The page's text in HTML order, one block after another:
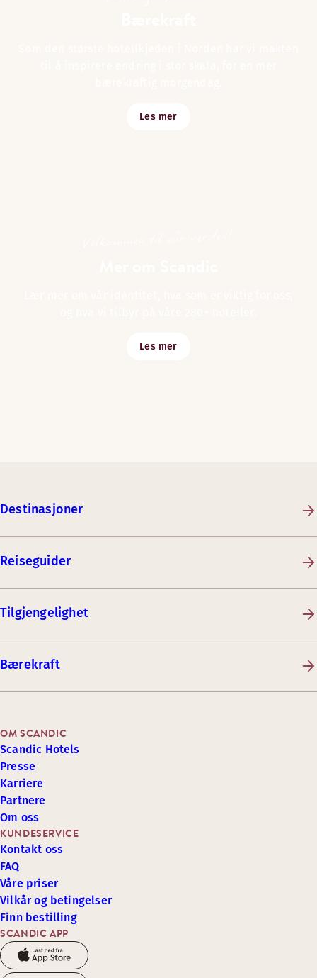
Les mer
Les mer
Destinasjoner
Reiseguider
Tilgjengelighet
Bærekraft
SCANDIC APP
KUNDESERVICE
Kontakt oss
FAQ
Våre priser
Vilkår og betingelser
Finn bestilling
OM SCANDIC
Scandic Hotels
Presse
Karriere
Partnere
Om oss